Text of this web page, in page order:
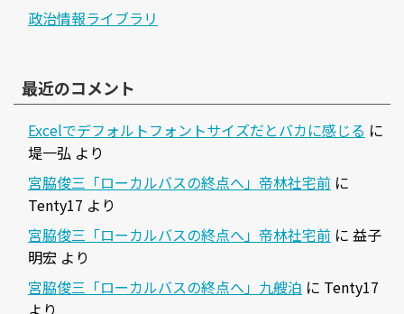
政治情報ライブラリ
最近のコメント
Excelでデフォルトフォントサイズだとバカに感じる に
堤一弘 より
宮脇俊三「ローカルバスの終点へ」帝林社宅前 に
Tenty17 より
宮脇俊三「ローカルバスの終点へ」帝林社宅前 に 益子
明宏 より
宮脇俊三「ローカルバスの終点へ」九艘泊 に Tenty17
より